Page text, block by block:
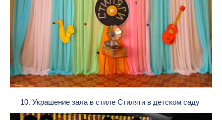
10. Украшение зала в стиле Стиляги в детском саду